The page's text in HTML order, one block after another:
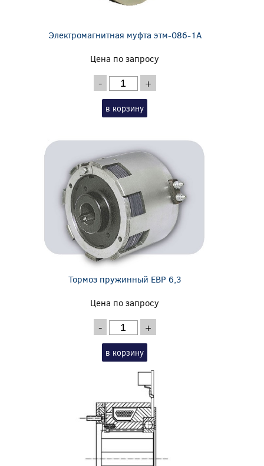
Электромагнитная муфта этм-086-1А
Цена по запросу
- +
в корзину
Тормоз пружинный EBP 6,3
Цена по запросу
- +
в корзину